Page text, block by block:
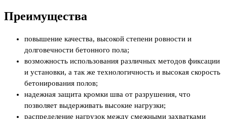
Преимущества
повышение качества, высокой степени ровности и
долговечности бетонного пола;
возможность использования различных методов фиксации
и установки, а так же технологичность и высокая скорость
бетонирования полов;
надежная защита кромки шва от разрушения, что
позволяет выдерживать высокие нагрузки;
распределение нагрузок между смежными захватками